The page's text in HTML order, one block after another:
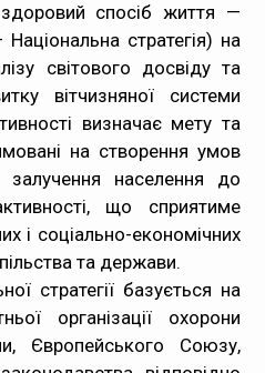
спосіб життя —
стратегія) на
світового досвіду та
вітчизняної системи
визначає мету та
на створення умов
населення до
що сприятиме
і соціально-економічних
та держави.
стратегії базується на
організації охорони
Європейського Союзу,